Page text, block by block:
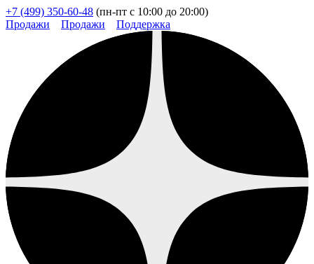
+7 (499) 350-60-48 (пн-пт с 10:00 до 20:00)
Продажи
Продажи Поддержка